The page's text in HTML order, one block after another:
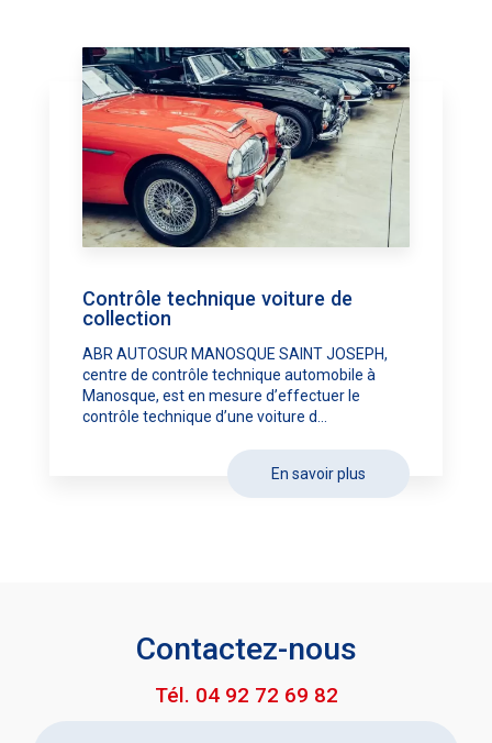
Contrôle technique voiture de
collection
ABR AUTOSUR MANOSQUE SAINT JOSEPH,
centre de contrôle technique automobile à
Manosque, est en mesure d’effectuer le
contrôle technique d’une voiture d...
En savoir plus
Contactez-nous
Tél. 04 92 72 69 82